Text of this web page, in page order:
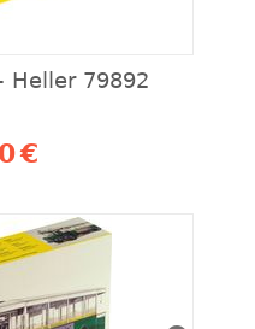
Heller 79892
€